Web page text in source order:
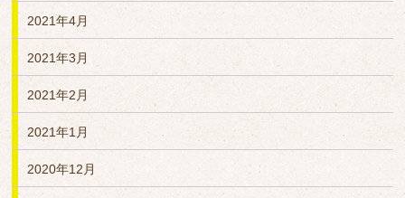
2021年4月
2021年3月
2021年2月
2021年1月
2020年12月